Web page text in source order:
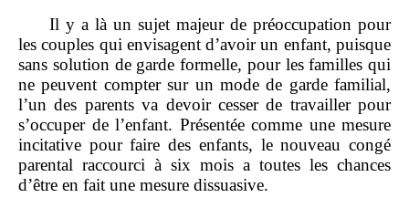
Il y a là un sujet majeur de préoccupation pour
les couples qui envisagent d’avoir un enfant, puisque
sans solution de garde formelle, pour les familles qui
ne peuvent compter sur un mode de garde familial,
l’un des parents va devoir cesser de travailler pour
s’occuper de l’enfant. Présentée comme une mesure
incitative pour faire des enfants, le nouveau congé
parental raccourci à six mois a toutes les chances
d’être en fait une mesure dissuasive.